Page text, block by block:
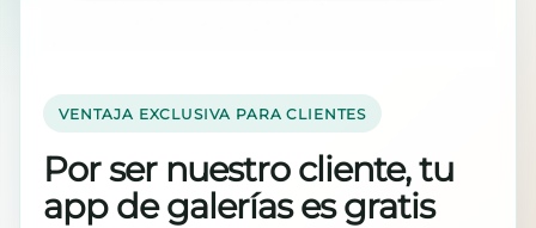
VENTAJA EXCLUSIVA PARA CLIENTES
Por ser nuestro cliente, tu
app de galerías es gratis